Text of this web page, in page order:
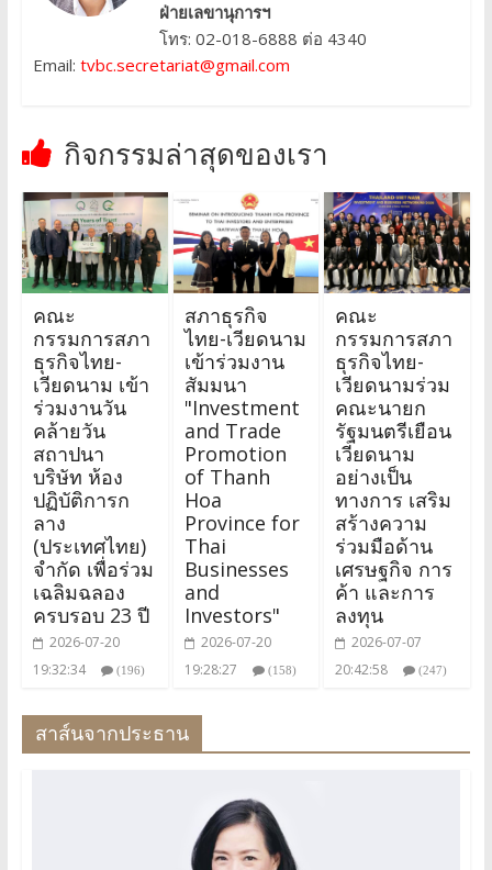
ฝ่ายเลขานุการฯ
โทร: 02-018-6888 ต่อ 4340
Email: tvbc.secretariat@gmail.com
กิจกรรมล่าสุดของเรา
คณะ
กรรมการสภา
ธุรกิจไทย-
เวียดนาม เข้า
ร่วมงานวัน
คล้ายวัน
สถาปนา
บริษัท ห้อง
ปฏิบัติการก
ลาง
(ประเทศไทย)
จำกัด เพื่อร่วม
เฉลิมฉลอง
ครบรอบ 23 ปี
2026-07-20
19:32:34
(196)
สภาธุรกิจ
ไทย-เวียดนาม
เข้าร่วมงาน
สัมมนา
"Investment
and Trade
Promotion
of Thanh
Hoa
Province for
Thai
Businesses
and
Investors"
2026-07-20
19:28:27
(158)
คณะ
กรรมการสภา
ธุรกิจไทย-
เวียดนามร่วม
คณะนายก
รัฐมนตรีเยือน
เวียดนาม
อย่างเป็น
ทางการ เสริม
สร้างความ
ร่วมมือด้าน
เศรษฐกิจ การ
ค้า และการ
ลงทุน
2026-07-07
20:42:58
(247)
สาส์นจากประธาน